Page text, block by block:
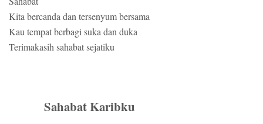
Kita bercanda dan tersenyum bersama
Kau tempat berbagi suka dan duka
Terimakasih sahabat sejatiku
Sahabat Karibku